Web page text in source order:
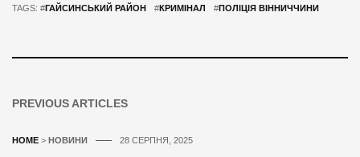
TAGS: #ГАЙСИНСЬКИЙ РАЙОН #КРИМІНАЛ #ПОЛІЦІЯ ВІННИЧЧИНИ
PREVIOUS ARTICLES
HOME > НОВИНИ 28 СЕРПНЯ, 2025